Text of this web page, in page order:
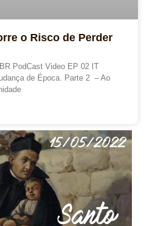
o Risco de Perder
PodCast Video EP 02 IT
de Época. Parte 2 – Ao